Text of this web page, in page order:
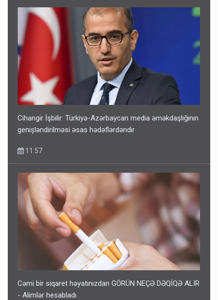
Cihangir İşbilir: Türkiyə-Azərbaycan media əməkdaşlığının
genişləndirilməsi əsas hədəflərdəndir
11:57
Cəmi bir siqaret həyatınızdan GÖRÜN NEÇƏ DƏQİQƏ ALIR
- Alimlər hesabladı